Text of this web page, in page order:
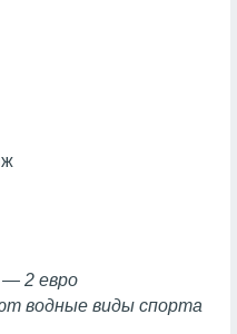
— 2 евро
водные виды спорта